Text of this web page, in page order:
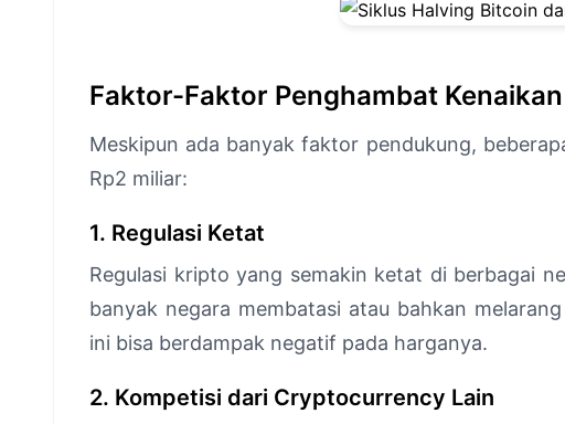
Faktor-Faktor Penghambat
Meskipun ada banyak faktor pendukung,
Rp2 miliar:
1. Regulasi Ketat
Regulasi kripto yang semakin ketat di berbagai
banyak negara membatasi atau bahkan
ini bisa berdampak negatif pada harganya.
2. Kompetisi dari Cryptocurrency Lain